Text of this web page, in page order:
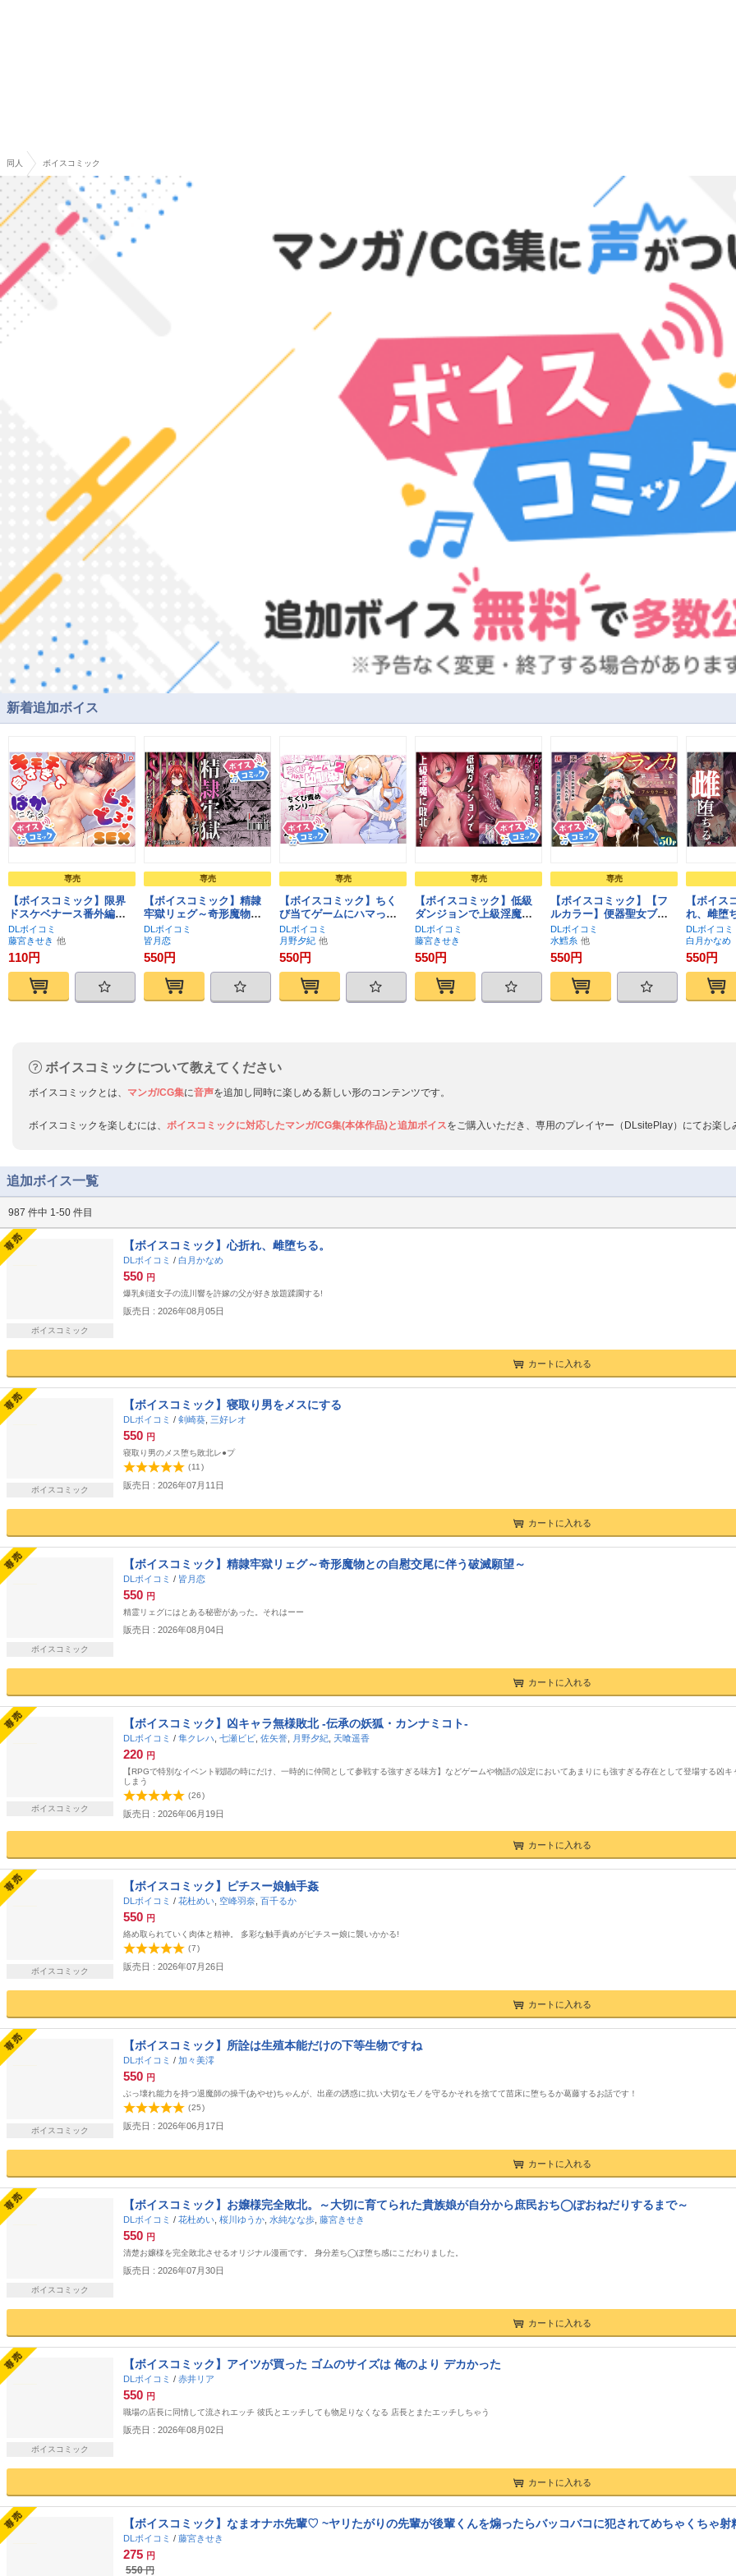
同人 ボイスコミック
新着追加ボイス
専売
【ボイスコミック】限界
ドスケベナース番外編〜
梓冴の初デートが花粉症
のせいで台無し!最高の
SEXへと早変わり〜
DLボイコミ
藤宮きせき
110円
専売
【ボイスコミック】精隷
牢獄リェグ～奇形魔物と
の自慰交尾に伴う破滅願
望～
DLボイコミ
皆月恋
550円
専売
【ボイスコミック】ちく
び当てゲームにハマった
幼馴染2
DLボイコミ
月野夕紀
550円
専売
【ボイスコミック】低級
ダンジョンで上級淫魔に
敗北して…
DLボイコミ
藤宮きせき
550円
専売
【ボイスコミック】【フ
ルカラー】便器聖女ブラ
ンカ［第二章］～ネロア
ラスの地下聖堂～
DLボイコミ
水鱈糸
550円
【ボイス
れ、雌堕
DLボイコミ
白月かなめ
550円
ボイスコミックについて教えてください
ボイスコミックとは、 マンガ/CG集に音声を追加し同時に楽しめる新しい形のコンテンツです。
ボイスコミックを楽しむには、 ボイスコミックに対応したマンガ/CG集(本体作品)と追加ボイスをご購入いただき、専用のプレイヤー（DLsitePlay）にてお楽し
追加ボイス一覧
987 件中 1-50 件目
ボイスコミック
【ボイスコミック】心折れ、雌堕ちる。
DLボイコミ / 白月かなめ
550 円
爆乳剣道女子の流川響を許嫁の父が好き放題蹂躙する!
販売日 : 2026年08月05日
カートに入れる
ボイスコミック
【ボイスコミック】寝取り男をメスにする
DLボイコミ / 剣崎葵 三好レオ
550 円
寝取り男のメス堕ち敗北レ●プ
(11)
販売日 : 2026年07月11日
カートに入れる
ボイスコミック
【ボイスコミック】精隷牢獄リェグ～奇形魔物との自慰交尾に伴う破滅願望～
DLボイコミ / 皆月恋
550 円
精霊リェグにはとある秘密があった。それはーー
販売日 : 2026年08月04日
カートに入れる
ボイスコミック
【ボイスコミック】凶キャラ無様敗北 -伝承の妖狐・カンナミコト-
DLボイコミ / 隼クレハ 七瀬ビビ 佐矢誉 月野夕紀 天喰遥香
220 円
【RPGで特別なイベント戦闘の時にだけ、一時的に仲間として参戦する強すぎる味方】などゲームや物語の設定においてあまりにも強すぎる存在として登場する凶
しまう
(26)
販売日 : 2026年06月19日
カートに入れる
ボイスコミック
【ボイスコミック】ピチスー娘触手姦
DLボイコミ / 花杜めい 空峰羽奈 百千るか
550 円
絡め取られていく肉体と精神。 多彩な触手責めがピチスー娘に襲いかかる!
(7)
販売日 : 2026年07月26日
カートに入れる
ボイスコミック
【ボイスコミック】所詮は生殖本能だけの下等生物ですね
DLボイコミ / 加々美澪
550 円
ぶっ壊れ能力を持つ退魔師の操千(あやせ)ちゃんが、出産の誘惑に抗い大切なモノを守るかそれを捨てて苗床に堕ちるか葛藤するお話です！
(25)
販売日 : 2026年06月17日
カートに入れる
ボイスコミック
【ボイスコミック】お嬢様完全敗北。～大切に育てられた貴族娘が自分から庶民おち◯ぽおねだりするまで～
DLボイコミ / 花杜めい 桜川ゆうか 水純なな歩 藤宮きせき
550 円
清楚お嬢様を完全敗北させるオリジナル漫画です。 身分差ち◯ぽ堕ち感にこだわりました。
販売日 : 2026年07月30日
カートに入れる
ボイスコミック
【ボイスコミック】アイツが買った ゴムのサイズは 俺のより デカかった
DLボイコミ / 赤井リア
550 円
職場の店長に同情して流されエッチ 彼氏とエッチしても物足りなくなる 店長とまたエッチしちゃう
販売日 : 2026年08月02日
カートに入れる
【ボイスコミック】なまオナホ先輩♡ ~ヤリたがりの先輩が後輩くんを煽ったらバッコバコに犯されてめちゃくちゃ射
DLボイコミ / 藤宮きせき
275 円
550 円